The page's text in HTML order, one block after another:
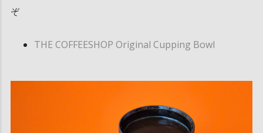
ぞ
THE COFFEESHOP Original Cupping Bowl